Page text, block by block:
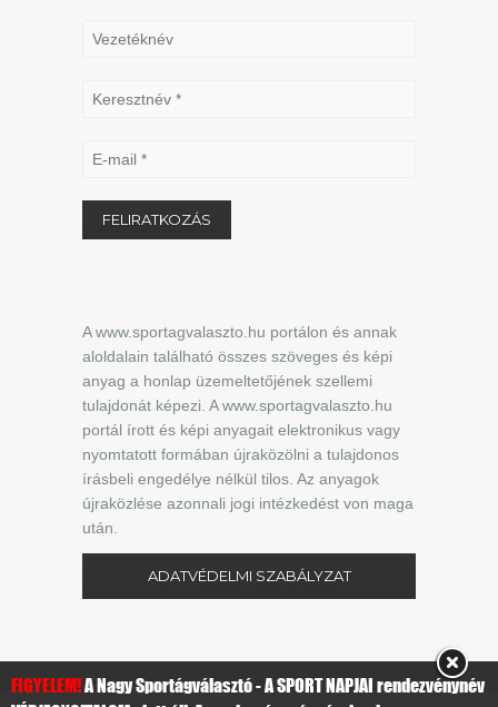
A www.sportagvalaszto.hu portálon és annak
aloldalain található összes szöveges és képi
anyag a honlap üzemeltetőjének szellemi
tulajdonát képezi. A www.sportagvalaszto.hu
portál írott és képi anyagait elektronikus vagy
nyomtatott formában újraközölni a tulajdonos
írásbeli engedélye nélkül tilos. Az anyagok
újraközlése azonnali jogi intézkedést von maga
után.
ADATVÉDELMI SZABÁLYZAT
FIGYELEM!A Nagy Sportágválasztó - A SPORT NAPJAI rendezvénynév